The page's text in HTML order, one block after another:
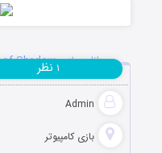
دانلود بازی Secrets of the Dark 4: The Flower of Shadow
Admin
بازی کامپیوتر
۱ نظر